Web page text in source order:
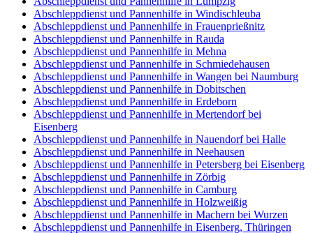
Abschleppdienst und Pannenhilfe in Windischleuba
Abschleppdienst und Pannenhilfe in Frauenprießnitz
Abschleppdienst und Pannenhilfe in Rauda
Abschleppdienst und Pannenhilfe in Mehna
Abschleppdienst und Pannenhilfe in Schmiedehausen
Abschleppdienst und Pannenhilfe in Wangen bei Naumburg
Abschleppdienst und Pannenhilfe in Dobitschen
Abschleppdienst und Pannenhilfe in Erdeborn
Abschleppdienst und Pannenhilfe in Mertendorf bei
Eisenberg
Abschleppdienst und Pannenhilfe in Nauendorf bei Halle
Abschleppdienst und Pannenhilfe in Neehausen
Abschleppdienst und Pannenhilfe in Petersberg bei Eisenberg
Abschleppdienst und Pannenhilfe in Zörbig
Abschleppdienst und Pannenhilfe in Camburg
Abschleppdienst und Pannenhilfe in Holzweißig
Abschleppdienst und Pannenhilfe in Machern bei Wurzen
Abschleppdienst und Pannenhilfe in Eisenberg, Thüringen